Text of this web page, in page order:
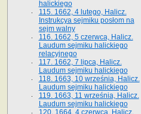
halickiego
115. 1662, 4 lutego, Halicz.
Instrukcya sejmiku posłom na
sejm walny
116. 1662, 5 czerwca, Halicz.
Laudum sejmiku halickiego
relacyjnego
117. 1662, 7 lipca, Halicz.
Laudum sejmiku halickiego
118. 1663, 10 września, Halicz.
Laudum sejmiku halickiego
119. 1663, 11 września, Halicz.
Laudum sejmiku halickiego
120. 1664, 4 czerwca, Halicz.